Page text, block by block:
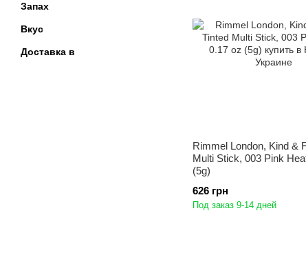
Rimmel London, Kind &
Multi Stick, 003 Pink
(5g)
626 грн
Под заказ 9-14 дней
Запах
Вкус
Доставка в